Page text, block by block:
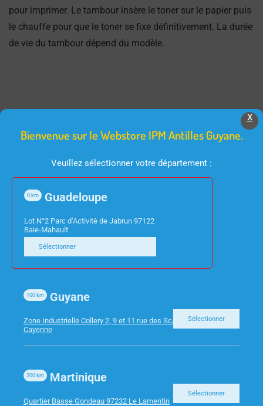
pour imprimer. Le tambour insère le toner sur le papier puis
le chauffe pour que le toner se fixe définitivement. La durée
de vie du tambour dépend du modèle.
Produits Similaires
CONSOMMABLES
CANON COMPATIBLE –
EPSON – RUBAN EPSON
X
Bienvenue sur le Webstore IPM Antilles Guyane.
Veuillez sélectionner votre département :
Guadeloupe
0 km
Lot N°2 Parc d’Activité de Jabrun 97122
Baie-Mahault
Sélectionner
Guyane
100 km
Zone Industrielle Collery 2, 9 et 11 rue des Scarabees 97300
Cayenne
Sélectionner
Martinique
200 km
Quartier Basse Gondeau 97232 Le Lamentin
Sélectionner